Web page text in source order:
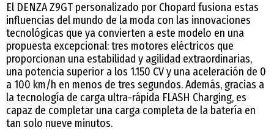
El DENZA Z9GT personalizado por Chopard fusiona estas
influencias del mundo de la moda con las innovaciones
tecnológicas que ya convierten a este modelo en una
propuesta excepcional: tres motores eléctricos que
proporcionan una estabilidad y agilidad extraordinarias,
una potencia superior a los 1.150 CV y una aceleración de 0
a 100 km/h en menos de tres segundos. Además, gracias a
la tecnología de carga ultra-rápida FLASH Charging, es
capaz de completar una carga completa de la batería en
tan solo nueve minutos.